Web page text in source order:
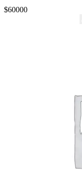
$60000